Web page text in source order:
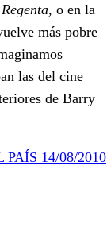
o en la
más pobre
las del cine
de Barry
PAÍS 14/08/2010